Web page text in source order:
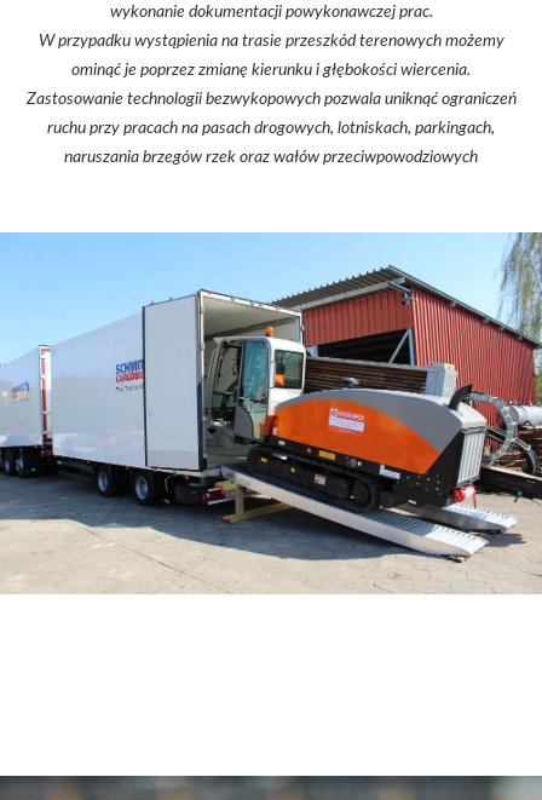
wykonanie dokumentacji powykonawczej prac.
W przypadku wystąpienia na trasie przeszkód terenowych możemy
ominąć je poprzez zmianę kierunku i głębokości wiercenia.
Zastosowanie technologii bezwykopowych pozwala uniknąć ograniczeń
ruchu przy pracach na pasach drogowych, lotniskach, parkingach,
naruszania brzegów rzek oraz wałów przeciwpowodziowych